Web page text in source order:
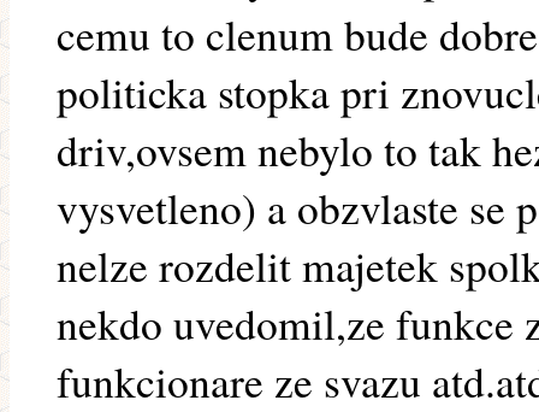
cemu to clenum bude
politicka stopka pri
driv,ovsem nebylo to tak
vysvetleno) a obzvlaste se
nelze rozdelit majetek
nekdo uvedomil,ze funkce
funkcionare ze svazu